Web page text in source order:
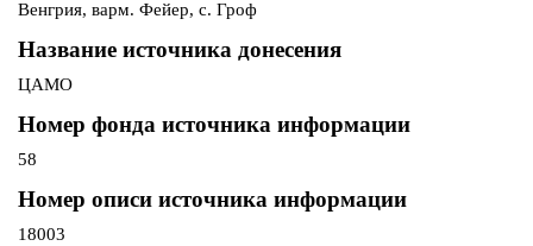
Венгрия, варм. Фейер, с. Гроф
Название источника донесения
ЦАМО
Номер фонда источника информации
58
Номер описи источника информации
18003